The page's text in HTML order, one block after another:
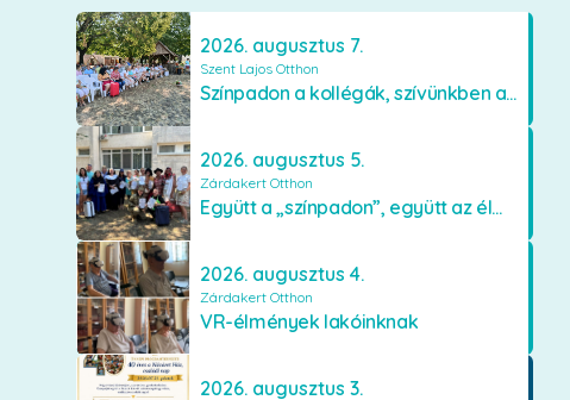
2026. augusztus 7.
Szent Lajos Otthon
Színpadon a kollégák, szívünkben a lakók
2026. augusztus 5.
Zárdakert Otthon
Együtt a „színpadon”, együtt az élményekért 🎭✨
2026. augusztus 4.
Zárdakert Otthon
VR-élmények lakóinknak
2026. augusztus 3.